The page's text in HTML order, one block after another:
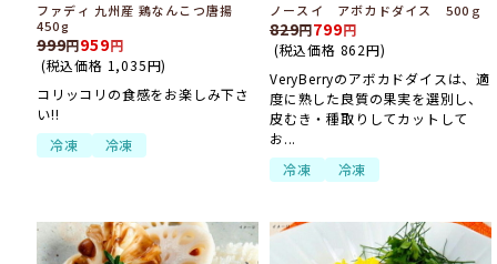
ファディ 九州産 鶏なんこつ唐揚
450g
999 959
(税込価格 1,035円)
コリッコリの食感をお楽しみ下さ
い!!
冷凍
冷凍
ノースイ アボカドダイス 500ｇ
829 799
(税込価格 862円)
VeryBerryのアボカドダイスは、適
度に熟した良質の果実を選別し、
皮むき・種取りしてカットして
お...
冷凍
冷凍